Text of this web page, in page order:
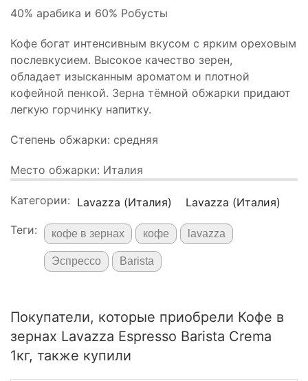
40% арабика и 60% Робусты
Кофе богат интенсивным вкусом с ярким ореховым
послевкусием. Высокое качество зерен,
обладает изысканным ароматом и плотной
кофейной пенкой. Зерна тёмной обжарки придают
легкую горчинку напитку.
Степень обжарки: средняя
Место обжарки: Италия
Категории: Lavazza (Италия)
Lavazza (Италия)
Теги:
кофе в зернах кофе lavazza
Эспрессо Barista
Покупатели, которые приобрели Кофе в
зернах Lavazza Espresso Barista Crema
1кг, также купили